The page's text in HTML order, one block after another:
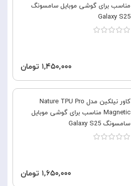
مناسب برای گوشی موبایل سامسونگ
Galaxy S25
۱,۴۵۰,۰۰۰ تومان
کاور نیلکین مدل Nature TPU Pro
Magnetic مناسب برای گوشی موبایل
سامسونگ Galaxy S25
۱,۶۵۰,۰۰۰ تومان